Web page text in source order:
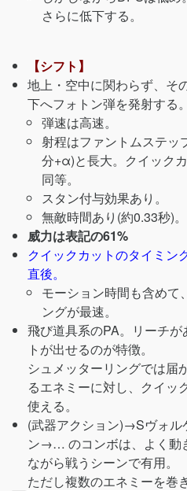
さらに低下する。
【シフト】
地上・空中に関わらず、そ
下へフォトン弾を発射する。
弾速は高速。
射程はファントムステ
分+α)と長大。クイック
同等。
スタン付与効果あり。
無敵時間あり(約0.33秒)。
威力は表記の61%
クイックカットのタイミン
直後。
モーション時間も含めて
ングが最速。
飛び道具系のPA。リーチ
トが出せるのが特徴。
シュメッターリングでは届
るエネミーに対し、クイッ
使える。
(武器アクション)→Sヴォ
ン→… のコンボは、よく動
ながら戦うシーンで有用。
ただし複数のエネミーを巻